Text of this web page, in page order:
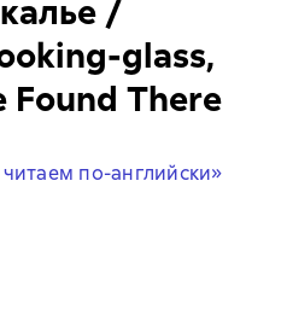
/
glass,
Found There
по-английски»